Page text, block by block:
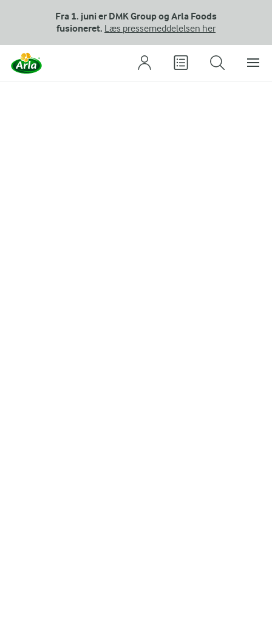
Fra 1. juni er DMK Group og Arla Foods
fusioneret. Læs pressemeddelelsen her